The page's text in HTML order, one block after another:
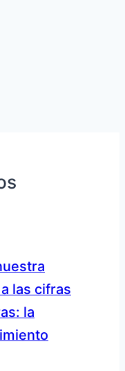
las cifras
la